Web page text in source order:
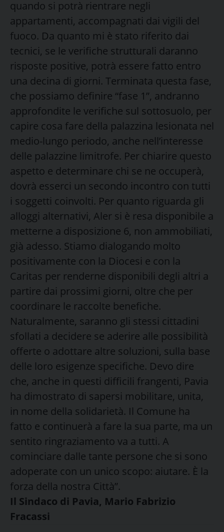
quando si potrà rientrare negli
appartamenti, accompagnati dai vigili del
fuoco. Da quanto mi è stato riferito dai
tecnici, se le verifiche strutturali daranno
risposte positive, potrà essere fatto entro
una decina di giorni. Terminata questa fase,
che possiamo definire “fase 1”, andranno
approfondite le verifiche sul sottosuolo, per
capire cosa fare della palazzina lesionata nel
medio-lungo periodo, anche nell’interesse
delle palazzine limitrofe. Per chiarire questo
aspetto e determinare chi se ne occuperà,
dovrà esserci un secondo incontro con tutti
i soggetti coinvolti. Per quanto riguarda gli
alloggi alternativi, Aler si è resa disponibile a
metterne a disposizione 6, non ammobiliati,
già adesso. Stiamo dialogando molto
positivamente con la Diocesi e con la
Caritas per renderne disponibili degli altri a
partire dai prossimi giorni, oltre che per
coordinare le raccolte benefiche.
Naturalmente, saranno gli stessi cittadini
sfollati a decidere se aderire alle possibilità
offerte o adottare altre soluzioni, sulla base
delle loro esigenze specifiche. Devo dire
che, anche in questi difficili frangenti, Pavia
ha dimostrato di sapersi mobilitare, unita,
in nome della solidarietà. Il Comune ha
fatto e continuerà a fare la sua parte, ma un
sentito ringraziamento va a tutti. A
cominciare dalle tante persone che si sono
adoperate con un unico scopo: aiutare. È la
forza della nostra Città”.
Il Sindaco di Pavia, Mario Fabrizio
Fracassi